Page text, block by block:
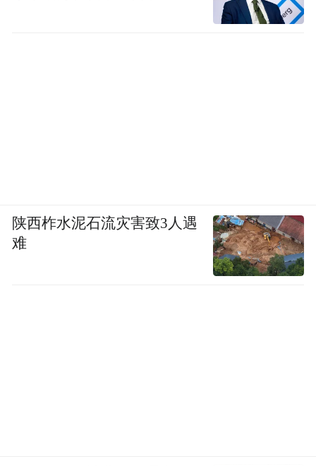
陕西柞水泥石流灾害致3人遇
难